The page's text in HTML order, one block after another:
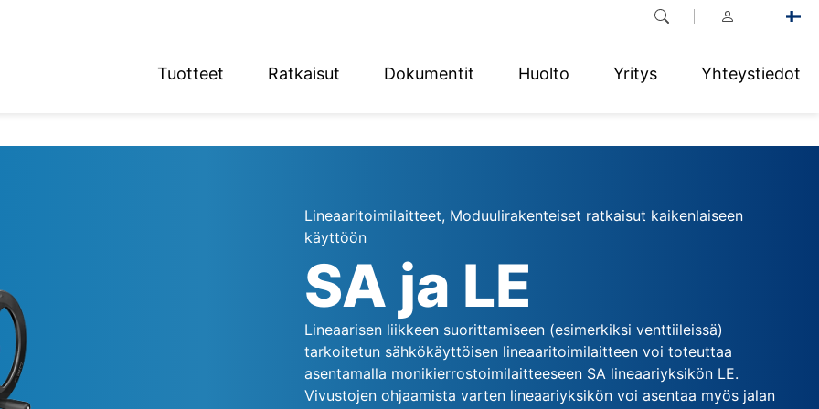
Tuotteet Ratkaisut Dokumentit Huolto Yritys Yhteystiedot
alue
Deutsch
Lineaaritoimilaitteet, Moduulirakenteiset ratkaisut kaikenlaiseen
käyttöön
SA ja LE
Lineaarisen liikkeen suorittamiseen (esimerkiksi venttiileissä)
tarkoitetun sähkökäyttöisen lineaaritoimilaitteen voi toteuttaa
asentamalla monikierrostoimilaitteeseen SA lineaariyksikön LE.
Vivustojen ohjaamista varten lineaariyksikön voi asentaa myös jalan